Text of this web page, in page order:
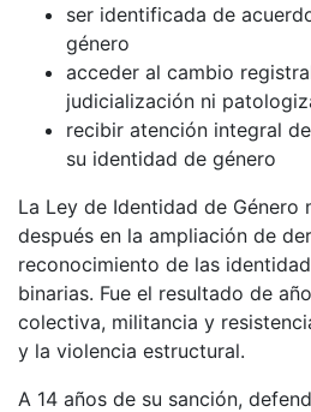
ser identificada de
género
acceder al cambio
judicialización ni
recibir atención integral
su identidad de género
La Ley de Identidad de Género
después en la ampliación de
reconocimiento de las
binarias. Fue el resultado de
colectiva, militancia y
y la violencia estructural.
A 14 años de su sanción,